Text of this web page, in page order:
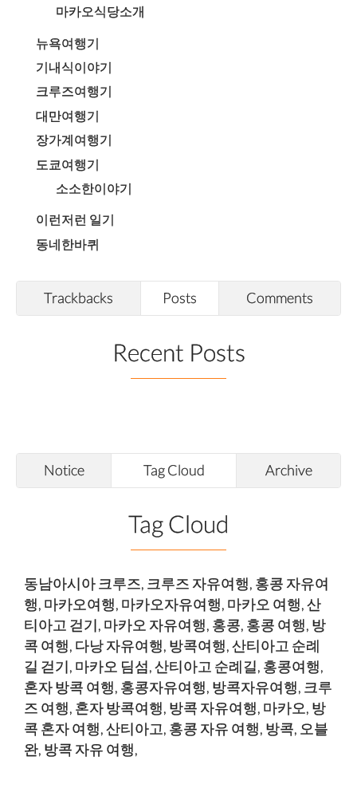
마카오식당소개
뉴욕여행기
기내식이야기
크루즈여행기
대만여행기
장가계여행기
도쿄여행기
소소한이야기
이런저런 일기
동네한바퀴
Trackbacks Posts Comments
Recent Posts
Notice Tag Cloud Archive
Tag Cloud
동남아시아 크루즈, 크루즈 자유여행, 홍콩 자유여
행, 마카오여행, 마카오자유여행, 마카오 여행,산
티아고 걷기, 마카오 자유여행, 홍콩, 홍콩 여행, 방
콕 여행, 다낭 자유여행, 방콕여행,산티아고 순례
길 걷기, 마카오 딤섬,산티아고 순례길, 홍콩여행,
혼자 방콕 여행, 홍콩자유여행, 방콕자유여행, 크루
즈 여행, 혼자 방콕여행, 방콕 자유여행, 마카오, 방
콕 혼자 여행,산티아고, 홍콩 자유 여행, 방콕, 오블
완, 방콕 자유 여행,